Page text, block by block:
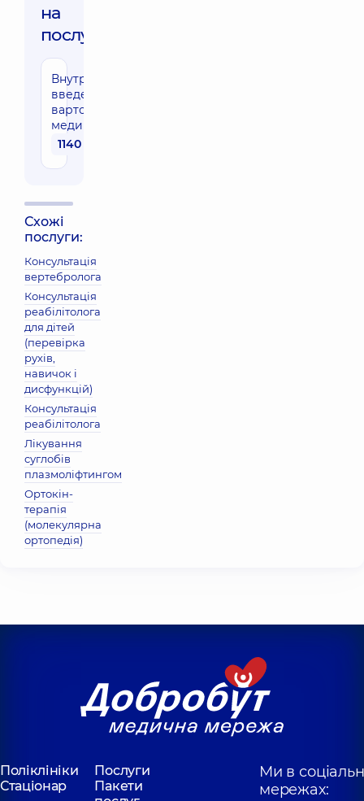
на
послуги:
Внутрішньокісткове
введення ліків (без
вартості
медикаментів)
1140 грн
Схожі
послуги:
Консультація
вертебролога
Консультація
реабілітолога
для дітей
(перевірка
рухів,
навичок і
дисфункцій)
Консультація
реабілітолога
Лікування
суглобів
плазмоліфтингом
Ортокін-
терапія
(молекулярна
ортопедія)
Поліклініки
Послуги
Стаціонар
Пакети
Ми в
мережах: